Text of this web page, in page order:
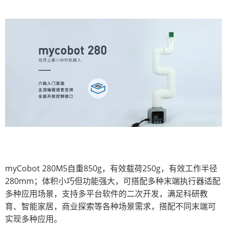
myCobot 280M5自重850g，有效载荷250g，有效工作半径
280mm；体积小巧但功能强大，可搭配多种末端执行器适配
多种应用场景，支持多平台软件的二次开发，满足科研教
育、智能家居，商业探索等各种场景需求，搭配不同末端可
实现多种应用。